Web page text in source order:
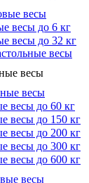
весы
весы до 6 кг
весы до 32 кг
весы
весы
весы
весы до 60 кг
весы до 150 кг
весы до 200 кг
весы до 300 кг
весы до 600 кг
весы